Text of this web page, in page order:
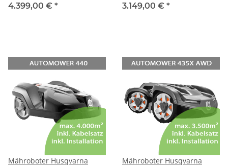
4.399,00 € *
3.149,00 € *
Mähroboter Husqvarna
Mähroboter Husqvarna